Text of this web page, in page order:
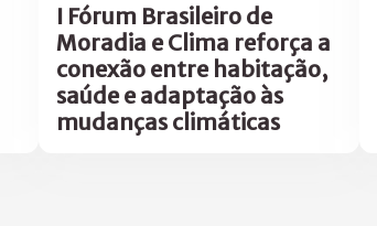
I Fórum Brasileiro de
Moradia e Clima reforça a
conexão entre habitação,
saúde e adaptação às
mudanças climáticas